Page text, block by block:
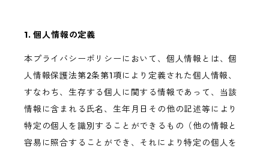
1. 個人情報の定義
本プライバシーポリシーにおいて、個人情報とは、個
人情報保護法第2条第1項により定義された個人情報、
すなわち、生存する個人に関する情報であって、当該
情報に含まれる氏名、生年月日その他の記述等により
特定の個人を識別することができるもの（他の情報と
容易に照合することができ、それにより特定の個人を